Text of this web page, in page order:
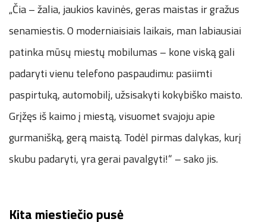
„Čia – žalia, jaukios kavinės, geras maistas ir gražus
senamiestis. O moderniaisiais laikais, man labiausiai
patinka mūsų miestų mobilumas – kone viską gali
padaryti vienu telefono paspaudimu: pasiimti
paspirtuką, automobilį, užsisakyti kokybiško maisto.
Grįžęs iš kaimo į miestą, visuomet svajoju apie
gurmanišką, gerą maistą. Todėl pirmas dalykas, kurį
skubu padaryti, yra gerai pavalgyti!“ – sako jis.
Kita miestiečio pusė